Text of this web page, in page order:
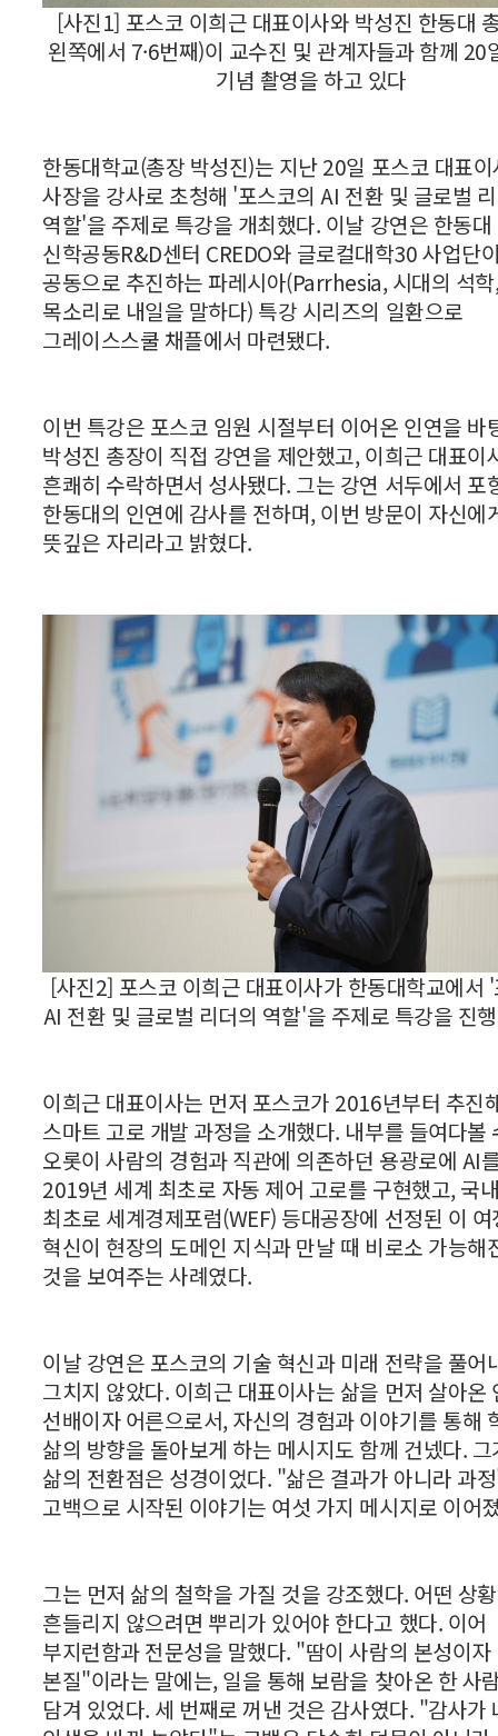
[사진1] 포스코 이희근 대표이사와 박성진 한동대
왼쪽에서 7·6번째)이 교수진 및 관계자들과 함께 20
기념 촬영을 하고 있다
한동대학교(총장 박성진)는 지난 20일 포스코 대표
사장을 강사로 초청해 '포스코의 AI 전환 및 글로벌
역할'을 주제로 특강을 개최했다. 이날 강연은 한동대
신학공동R&D센터 CREDO와 글로컬대학30 사업단
공동으로 추진하는 파레시아(Parrhesia, 시대의 석
목소리로 내일을 말하다) 특강 시리즈의 일환으로
그레이스스쿨 채플에서 마련됐다.
이번 특강은 포스코 임원 시절부터 이어온 인연을 바
박성진 총장이 직접 강연을 제안했고, 이희근 대표이
흔쾌히 수락하면서 성사됐다. 그는 강연 서두에서 포
한동대의 인연에 감사를 전하며, 이번 방문이 자신에
뜻깊은 자리라고 밝혔다.
[사진2] 포스코 이희근 대표이사가 한동대학교에서
AI 전환 및 글로벌 리더의 역할'을 주제로 특강을 진
이희근 대표이사는 먼저 포스코가 2016년부터 추진
스마트 고로 개발 과정을 소개했다. 내부를 들여다볼
오롯이 사람의 경험과 직관에 의존하던 용광로에 AI
2019년 세계 최초로 자동 제어 고로를 구현했고, 국
최초로 세계경제포럼(WEF) 등대공장에 선정된 이
혁신이 현장의 도메인 지식과 만날 때 비로소 가능해
것을 보여주는 사례였다.
이날 강연은 포스코의 기술 혁신과 미래 전략을 풀어
그치지 않았다. 이희근 대표이사는 삶을 먼저 살아온
선배이자 어른으로서, 자신의 경험과 이야기를 통해
삶의 방향을 돌아보게 하는 메시지도 함께 건넸다.
삶의 전환점은 성경이었다. "삶은 결과가 아니라 과
고백으로 시작된 이야기는 여섯 가지 메시지로 이어
그는 먼저 삶의 철학을 가질 것을 강조했다. 어떤 상
흔들리지 않으려면 뿌리가 있어야 한다고 했다. 이어
부지런함과 전문성을 말했다. "땀이 사람의 본성이자
본질"이라는 말에는, 일을 통해 보람을 찾아온 한 사
담겨 있었다. 세 번째로 꺼낸 것은 감사였다. "감사가